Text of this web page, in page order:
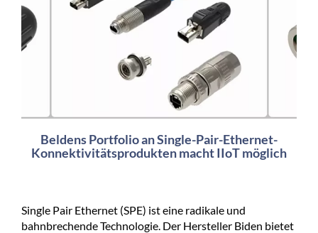
Beldens Portfolio an Single-Pair-Ethernet-
Konnektivitätsprodukten macht IIoT möglich
Single Pair Ethernet (SPE) ist eine radikale und
bahnbrechende Technologie. Der Hersteller Biden bietet